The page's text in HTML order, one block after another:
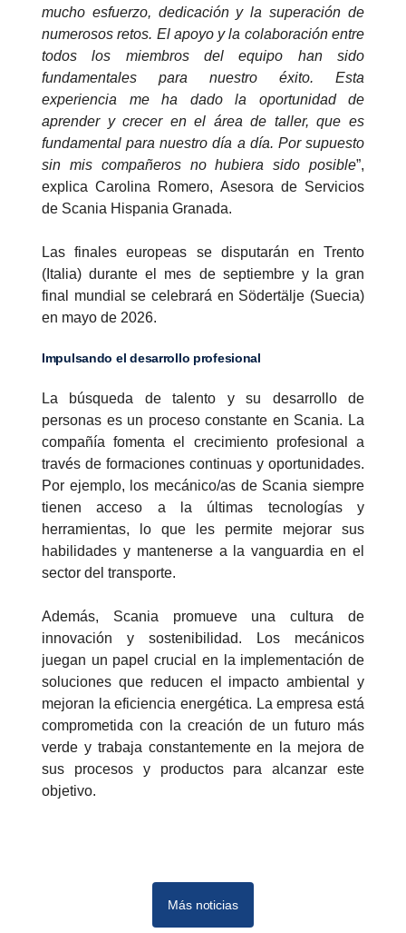
mucho esfuerzo, dedicación y la superación de
numerosos retos. El apoyo y la colaboración entre
todos los miembros del equipo han sido
fundamentales para nuestro éxito. Esta
experiencia me ha dado la oportunidad de
aprender y crecer en el área de taller, que es
fundamental para nuestro día a día. Por supuesto
sin mis compañeros no hubiera sido posible”,
explica Carolina Romero, Asesora de Servicios
de Scania Hispania Granada.
Las finales europeas se disputarán en Trento
(Italia) durante el mes de septiembre y la gran
final mundial se celebrará en Södertälje (Suecia)
en mayo de 2026.
Impulsando el desarrollo profesional
La búsqueda de talento y su desarrollo de
personas es un proceso constante en Scania. La
compañía fomenta el crecimiento profesional a
través de formaciones continuas y oportunidades.
Por ejemplo, los mecánico/as de Scania siempre
tienen acceso a la últimas tecnologías y
herramientas, lo que les permite mejorar sus
habilidades y mantenerse a la vanguardia en el
sector del transporte.
Además, Scania promueve una cultura de
innovación y sostenibilidad. Los mecánicos
juegan un papel crucial en la implementación de
soluciones que reducen el impacto ambiental y
mejoran la eficiencia energética. La empresa está
comprometida con la creación de un futuro más
verde y trabaja constantemente en la mejora de
sus procesos y productos para alcanzar este
objetivo.
Más noticias